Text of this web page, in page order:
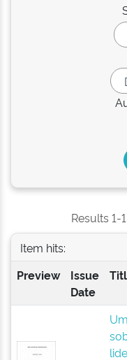
Results 1-
Item hits:
Preview
Issue
Date